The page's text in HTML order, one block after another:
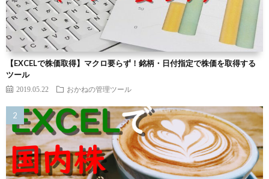
【EXCELで株価取得】マクロ要らず！銘柄・日付指定で株価を取得する
ツール
2019.05.22 おかねの管理ツール